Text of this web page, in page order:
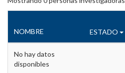
NOMBRE ESTADO
No hay datos
disponibles